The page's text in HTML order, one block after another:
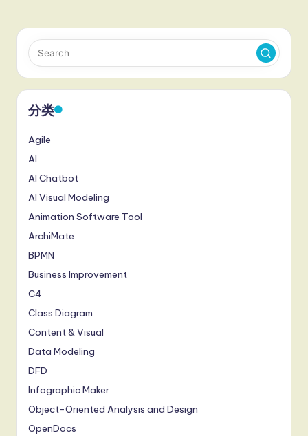
分类
Agile
AI
AI Chatbot
AI Visual Modeling
Animation Software Tool
ArchiMate
BPMN
Business Improvement
C4
Class Diagram
Content & Visual
Data Modeling
DFD
Infographic Maker
Object-Oriented Analysis and Design
OpenDocs